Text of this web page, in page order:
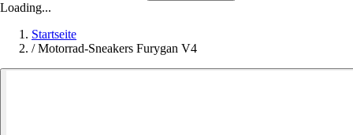
Loading...
Startseite
/ Motorrad-Sneakers Furygan V4